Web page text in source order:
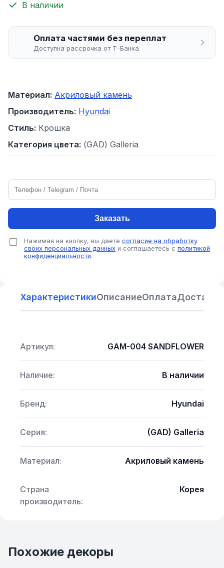
В наличии
Оплата частями без переплат
Доступна рассрочка от Т-Банка
Материал: Акриловый камень
Производитель: Hyundai
Стиль: Крошка
Категория цвета: (GAD) Galleria
Заказать
Нажимая на кнопку, вы даете согласие на обработку
своих персональных данных и соглашаетесь с политикой
конфиденциальности.
ХарактеристикиОписаниеОплатаДоставка
Артикул: GAM-004 SANDFLOWER
Наличие: В наличии
Бренд: Hyundai
Серия: (GAD) Galleria
Материал: Акриловый камень
Страна
производитель:
Корея
Похожие декоры